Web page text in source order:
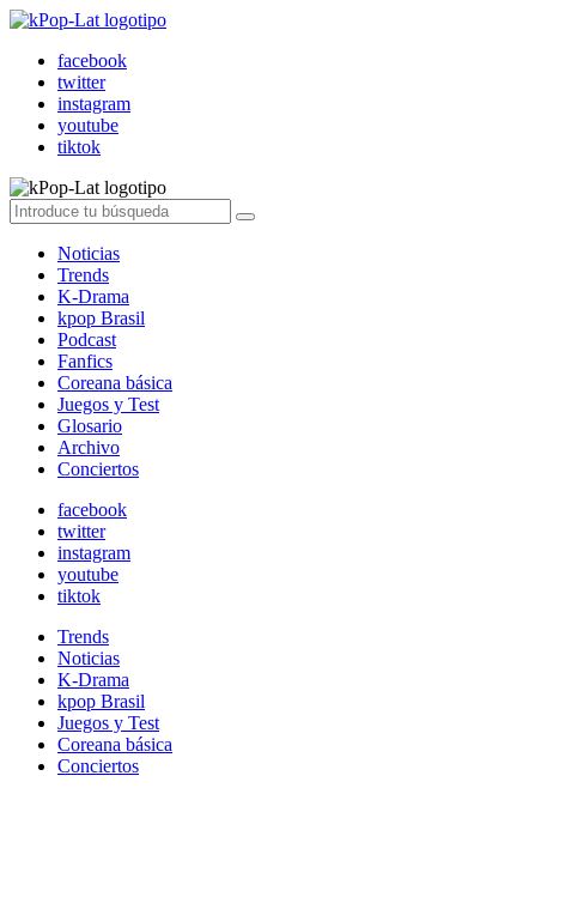
facebook
twitter
instagram
youtube
tiktok
Noticias
Trends
K-Drama
kpop Brasil
Podcast
Fanfics
Coreana básica
Juegos y Test
Glosario
Archivo
Conciertos
facebook
twitter
instagram
youtube
tiktok
Trends
Noticias
K-Drama
kpop Brasil
Juegos y Test
Coreana básica
Conciertos